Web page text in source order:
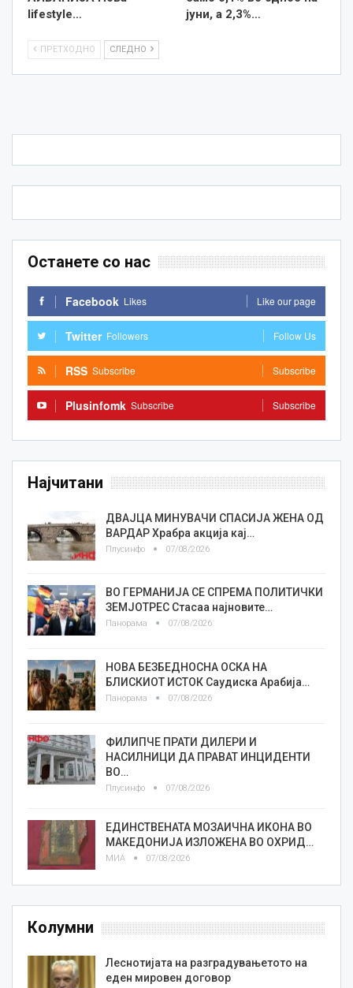
lifestyle…
јуни, а 2,3%…
ПРЕТХОДНО СЛЕДНО
Останете со нас
Facebook Likes Like our page
Twitter Followers Follow Us
RSS Subscribe Subscribe
Plusinfomk Subscribe Subscribe
Најчитани
ДВАЈЦА МИНУВАЧИ СПАСИЈА ЖЕНА ОД
ВАРДАР Храбра акција кај…
Плусинфо 07/08/2026
ВО ГЕРМАНИЈА СЕ СПРЕМА ПОЛИТИЧКИ
ЗЕМЈОТРЕС Стасаа најновите…
Панорама 07/08/2026
НОВА БЕЗБЕДНОСНА ОСКА НА
БЛИСКИОТ ИСТОК Саудиска Арабија…
Панорама 07/08/2026
ФИЛИПЧЕ ПРАТИ ДИЛЕРИ И
НАСИЛНИЦИ ДА ПРАВАТ ИНЦИДЕНТИ
ВО…
Плусинфо 07/08/2026
ЕДИНСТВЕНАТА МОЗАИЧНА ИКОНА ВО
МАКЕДОНИЈА ИЗЛОЖЕНА ВО ОХРИД…
МИА 07/08/2026
Колумни
Леснотијата на разградувањетото на
еден мировен договор